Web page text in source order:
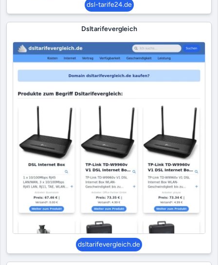
dsl-tarife24.de
Dsltarifevergleich
dsltarifevergleich.de